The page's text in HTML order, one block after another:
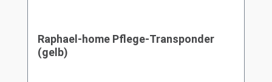
Raphael-home Pflege-Transponder
(gelb)